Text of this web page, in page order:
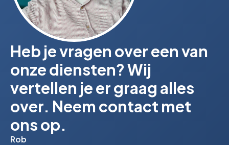
Heb je vragen over een van
onze diensten? Wij
vertellen je er graag alles
over. Neem contact met
ons op.
Rob